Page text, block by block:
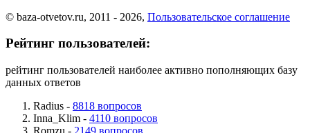
© baza-otvetov.ru, 2011 - 2026, Пользовательское соглашение
Рейтинг пользователей:
рейтинг пользователей наиболее активно пополняющих базу
данных ответов
Radius - 8818 вопросов
Inna_Klim - 4110 вопросов